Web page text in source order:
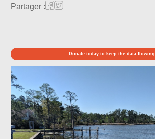
Partager :
Donate today to keep the data flowing